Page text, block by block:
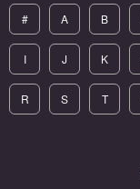
# A B
I J K
R S T